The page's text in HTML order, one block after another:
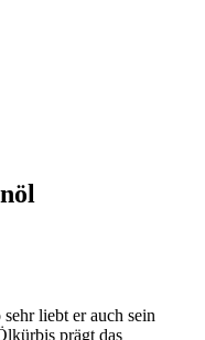
liebt er auch sein
prägt das